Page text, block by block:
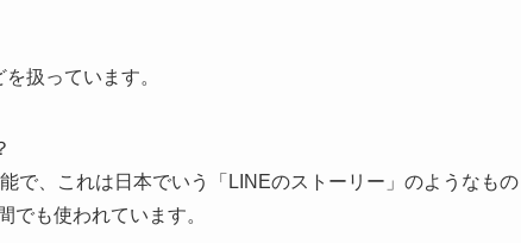
を扱っています。
で、これは日本でいう「LINEのストーリー」のようなもの
でも使われています。